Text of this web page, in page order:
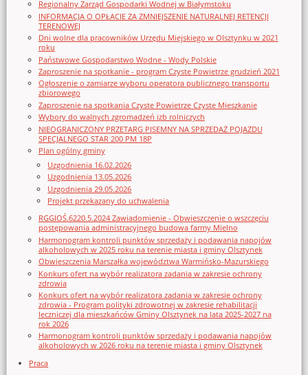
Regionalny Zarząd Gospodarki Wodnej w Białymstoku
INFORMACJA O OPŁACIE ZA ZMNIEJSZENIE NATURALNEJ RETENCJI
TERENOWEJ
Dni wolne dla pracowników Urzędu Miejskiego w Olsztynku w 2021
roku
Państwowe Gospodarstwo Wodne - Wody Polskie
Zaproszenie na spotkanie - program Czyste Powietrze grudzień 2021
Ogłoszenie o zamiarze wyboru operatora publicznego transportu
zbiorowego
Zaproszenie na spotkania Czyste Powietrze Czyste Mieszkanie
Wybory do walnych zgromadzeń izb rolniczych
NIEOGRANICZONY PRZETARG PISEMNY NA SPRZEDAŻ POJAZDU
SPECJALNEGO STAR 200 PM 18P
Plan ogólny gminy
Uzgodnienia 16.02.2026
Uzgodnienia 13.05.2026
Uzgodnienia 29.05.2026
Projekt przekazany do uchwalenia
RGGIOŚ.6220.5.2024 Zawiadomienie - Obwieszczenie o wszczęciu
postępowania administracyjnego budowa farmy Mielno
Harmonogram kontroli punktów sprzedaży i podawania napojów
alkoholowych w 2025 roku na terenie miasta i gminy Olsztynek
Obwieszczenia Marszałka województwa Warmińsko-Mazurskiego
Konkurs ofert na wybór realizatora zadania w zakresie ochrony
zdrowia
Konkurs ofert na wybór realizatora zadania w zakresie ochrony
zdrowia - Program polityki zdrowotnej w zakresie rehabilitacji
leczniczej dla mieszkańców Gminy Olsztynek na lata 2025-2027 na
rok 2026
Harmonogram kontroli punktów sprzedaży i podawania napojów
alkoholowych w 2026 roku na terenie miasta i gminy Olsztynek
Praca